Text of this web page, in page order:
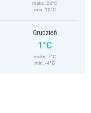
maks. 24°C
min. 15°C
Grudzień
1°C
maks. 7°C
min. -4°C